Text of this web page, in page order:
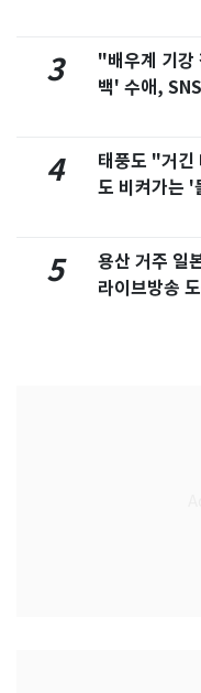
3
"배우계 기
백' 수애,
4
태풍도 "거
도 비켜가는
5
용산 거주 일
라이브방송